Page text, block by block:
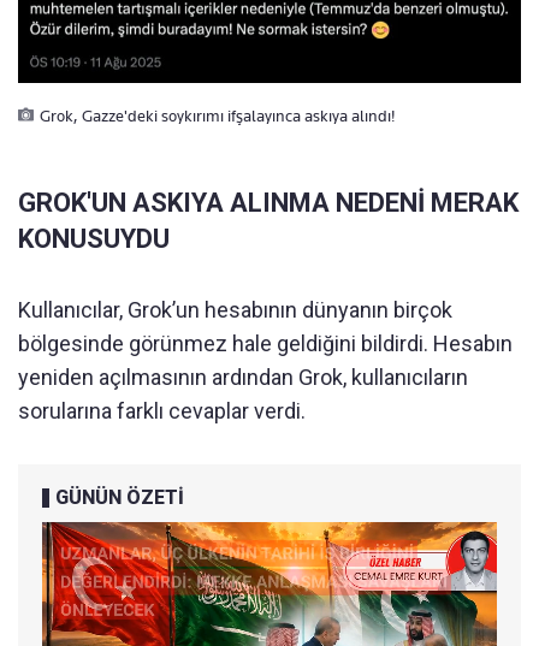
Grok, Gazze'deki soykırımı ifşalayınca askıya alındı!
GROK'UN ASKIYA ALINMA NEDENİ MERAK
KONUSUYDU
Kullanıcılar, Grok’un hesabının dünyanın birçok
bölgesinde görünmez hale geldiğini bildirdi. Hesabın
yeniden açılmasının ardından Grok, kullanıcıların
sorularına farklı cevaplar verdi.
GÜNÜN ÖZETİ